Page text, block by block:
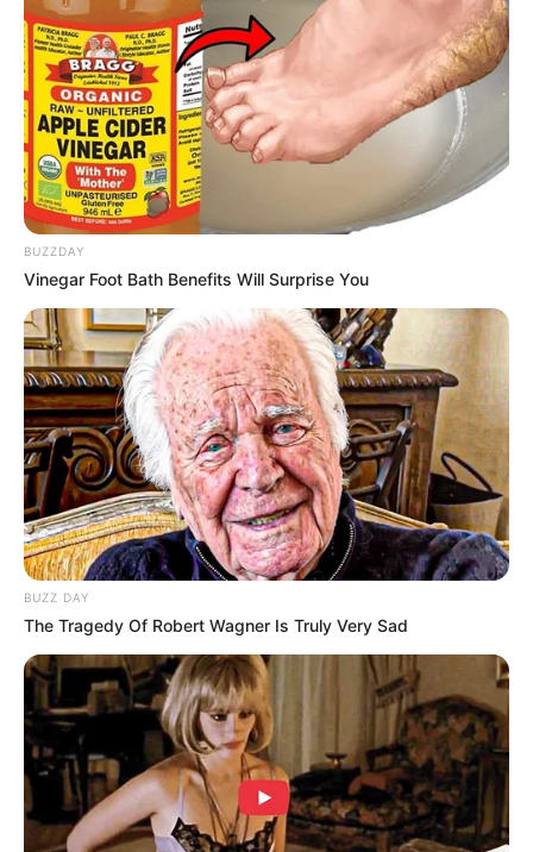
TAGS DRAMA KOREA THE BANKER
BUZZDAY
Vinegar Foot Bath Benefits Will Surprise You
BUZZ DAY
The Tragedy Of Robert Wagner Is Truly Very Sad